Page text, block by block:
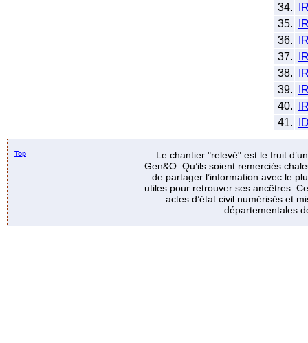
34.
35.
36.
37.
38.
39.
40.
41.
Top
Le chantier "relevé" est le fruit
Gen&O. Qu’ils soient remerciés
de partager l’information avec le
utiles pour retrouver ses ancêtres.
actes d’état civil numérisés et
départementales